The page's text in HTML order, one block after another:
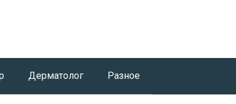
Дерматолог Разное